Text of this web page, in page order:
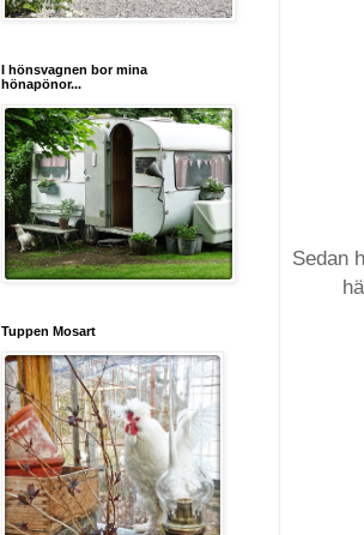
Sedan
I hönsvagnen bor mina
hönapönor...
Tuppen Mosart